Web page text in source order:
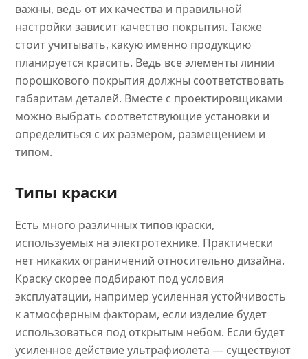
важны, ведь от их качества и правильной
настройки зависит качество покрытия. Также
стоит учитывать, какую именно продукцию
планируется красить. Ведь все элементы линии
порошкового покрытия должны соответствовать
габаритам деталей. Вместе с проектировщиками
можно выбрать соответствующие установки и
определиться с их размером, размещением и
типом.
Типы краски
Есть много различных типов краски,
используемых на электротехнике. Практически
нет никаких ограничений относительно дизайна.
Краску скорее подбирают под условия
эксплуатации, например усиленная устойчивость
к атмосферным факторам, если изделие будет
использоваться под открытым небом. Если будет
усиленное действие ультрафиолета — существуют